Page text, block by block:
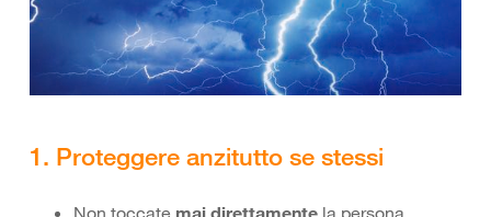
1. Proteggere anzitutto se stessi
Non toccate mai direttamente la persona